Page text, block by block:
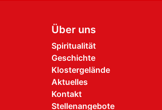
Über uns
Spiritualität
Geschichte
Klostergelände
Aktuelles
Kontakt
Stellenangebote